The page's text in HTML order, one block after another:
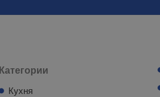
Категории
Кухня